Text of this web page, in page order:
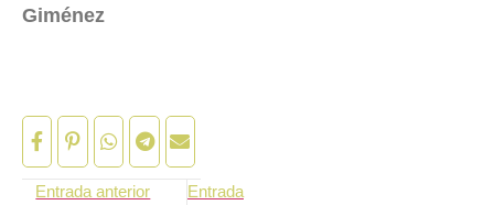
Giménez
Entrada anterior
Entrada